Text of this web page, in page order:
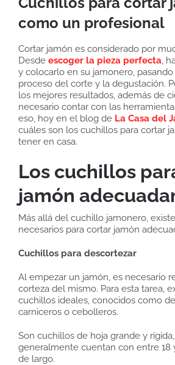
como un profesional
Cortar jamón es considerado por
Desde escoger la pieza perfecta,
y colocarlo en su jamonero,
proceso del corte y la degustación.
los mejores resultados, además de
necesario contar con las
eso, hoy en el blog de La Casa del
cuáles son los cuchillos para cortar
tener en casa.
Los cuchillos
jamón
Más allá del cuchillo jamonero,
necesarios para cortar jamón
Cuchillos para descortezar
Al empezar un jamón, es necesario
corteza del mismo. Para esta tarea,
cuchillos ideales, conocidos como
carniceros o cebolleros.
Son cuchillos de hoja grande y
generalmente cuentan con entre 18
de largo.